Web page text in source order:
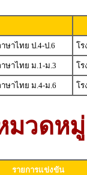
ษาไทย ป.4-ป.6
โร
ษาไทย ม.1-ม.3
โร
ษาไทย ม.4-ม.6 โร
มวดห
รายการแข่งขัน